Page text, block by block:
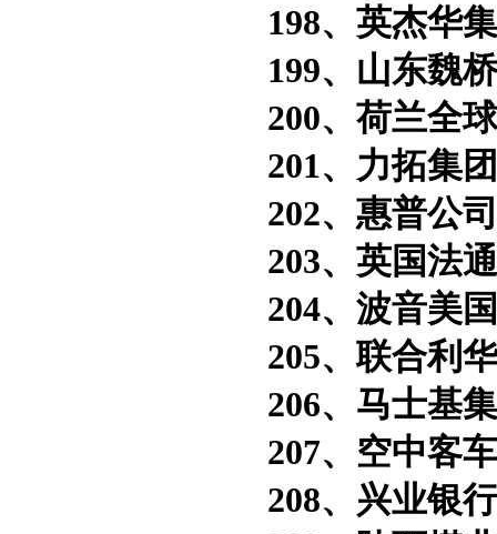
198、英杰华集
199、山东魏桥
200、荷兰全球
201、力拓集团
202、惠普公司
203、英国法通
204、波音美国
205、联合利华
206、马士基集
207、空中客车
208、兴业银行